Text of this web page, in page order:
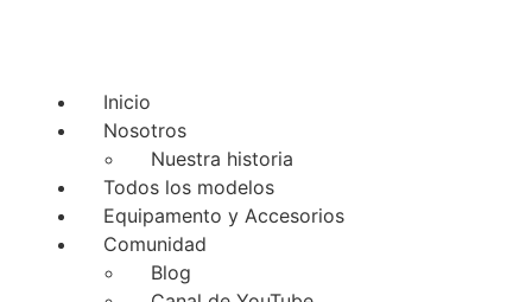
Inicio
Nosotros
Nuestra historia
Todos los modelos
Equipamento y Accesorios
Comunidad
Blog